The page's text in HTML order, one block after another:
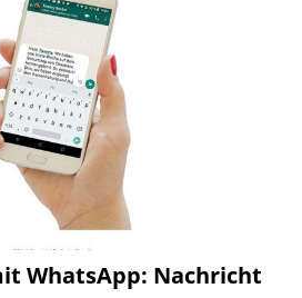
WhatsApp: Nachricht